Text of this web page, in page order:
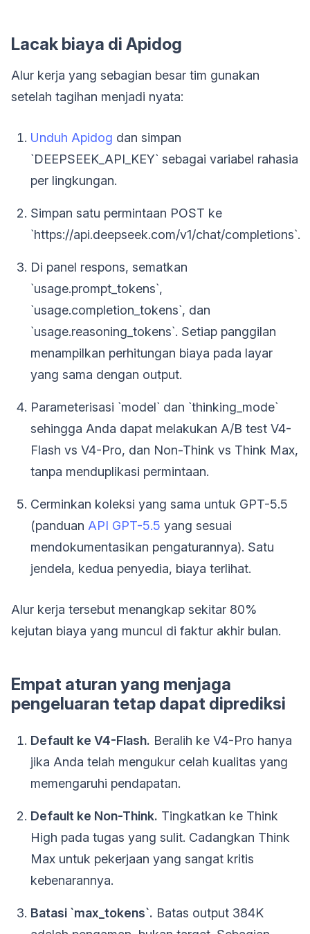
Lacak biaya di Apidog
Alur kerja yang sebagian besar tim gunakan
setelah tagihan menjadi nyata:
Unduh Apidog dan simpan
`DEEPSEEK_API_KEY` sebagai variabel rahasia
per lingkungan.
Simpan satu permintaan POST ke
`https://api.deepseek.com/v1/chat/completions`.
Di panel respons, sematkan
`usage.prompt_tokens`,
`usage.completion_tokens`, dan
`usage.reasoning_tokens`. Setiap panggilan
menampilkan perhitungan biaya pada layar
yang sama dengan output.
Parameterisasi `model` dan `thinking_mode`
sehingga Anda dapat melakukan A/B test V4-
Flash vs V4-Pro, dan Non-Think vs Think Max,
tanpa menduplikasi permintaan.
Cerminkan koleksi yang sama untuk GPT-5.5
(panduan API GPT-5.5 yang sesuai
mendokumentasikan pengaturannya). Satu
jendela, kedua penyedia, biaya terlihat.
Alur kerja tersebut menangkap sekitar 80%
kejutan biaya yang muncul di faktur akhir bulan.
Empat aturan yang menjaga
pengeluaran tetap dapat diprediksi
Default ke V4-Flash. Beralih ke V4-Pro hanya
jika Anda telah mengukur celah kualitas yang
memengaruhi pendapatan.
Default ke Non-Think. Tingkatkan ke Think
High pada tugas yang sulit. Cadangkan Think
Max untuk pekerjaan yang sangat kritis
kebenarannya.
Batasi `max_tokens`. Batas output 384K